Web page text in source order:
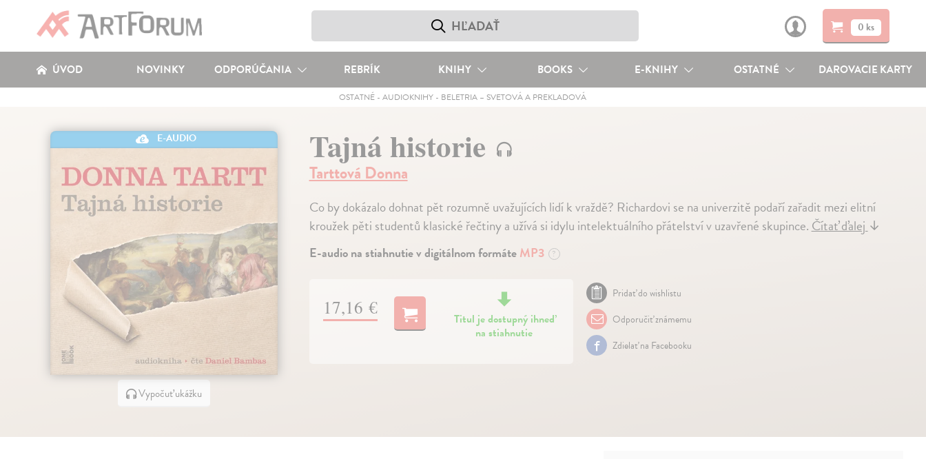
0 ks
ÚVOD NOVINKY ODPORÚČANIA REBRÍK KNIHY BOOKS E-KNIHY OSTATNÉ DAROVACIE KARTY
OSTATNÉ -AUDIOKNIHY - BELETRIA – SVETOVÁ A PREKLADOVÁ
E-AUDIO
Vypočuť ukážku
Tajná historie
Tarttová Donna
Co by dokázalo dohnat pět rozumně uvažujících lidí k vraždě? Richardovi se na univerzitě podaří zařadit mezi elitní
kroužek pěti studentů klasické řečtiny a užívá si idylu intelektuálního přátelství v uzavřené skupince.Čítať ďalej↓
E-audio na stiahnutie v digitálnom formáteMP3 ?
17,16 €
Titul je dostupný ihneď
na stiahnutie
Pridať do wishlistu
Odporučiť známemu
Zdielať na Facebooku